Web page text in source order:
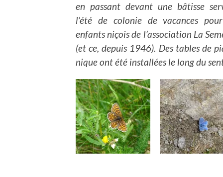
en passant devant une bâtisse
l’été de colonie de vacances
enfants niçois de l’association La
(et ce, depuis 1946). Des tables de
nique ont été installées le long du